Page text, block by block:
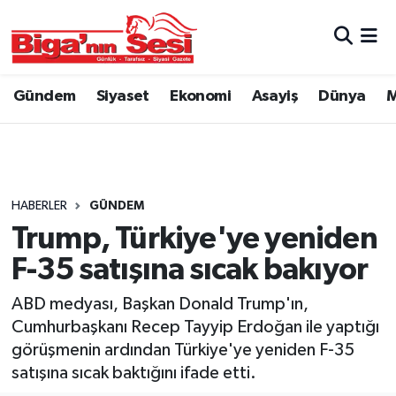
Gündem Siyaset Ekonomi Asayiş Dünya
HABERLER GÜNDEM
Trump, Türkiye'ye yeniden
F-35 satışına sıcak bakıyor
ABD medyası, Başkan Donald Trump'ın,
Cumhurbaşkanı Recep Tayyip Erdoğan ile yaptığı
görüşmenin ardından Türkiye'ye yeniden F-35
satışına sıcak baktığını ifade etti.
Asayiş
Belediye
Dünya
Ekonomi
Genel
Çanakkale Hava Durumu
Tüm Manşetler
Son Dakika Haberleri